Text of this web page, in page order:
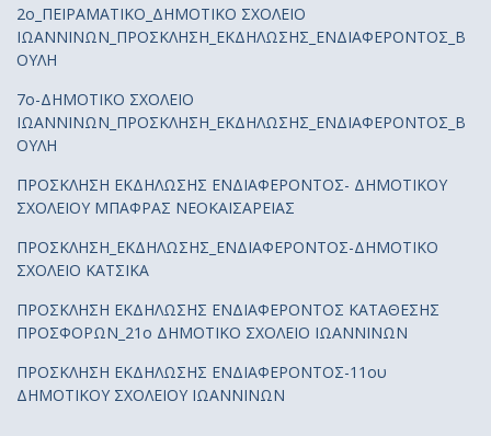
2ο_ΠΕΙΡΑΜΑΤΙΚΟ_ΔΗΜΟΤΙΚΟ ΣΧΟΛΕΙΟ
ΙΩΑΝΝΙΝΩΝ_ΠΡΟΣΚΛΗΣΗ_ΕΚΔΗΛΩΣΗΣ_ΕΝΔΙΑΦΕΡΟΝΤΟΣ_Β
ΟΥΛΗ
7ο-ΔΗΜΟΤΙΚΟ ΣΧΟΛΕΙΟ
ΙΩΑΝΝΙΝΩΝ_ΠΡΟΣΚΛΗΣΗ_ΕΚΔΗΛΩΣΗΣ_ΕΝΔΙΑΦΕΡΟΝΤΟΣ_Β
ΟΥΛΗ
ΠΡΟΣΚΛΗΣΗ ΕΚΔΗΛΩΣΗΣ ΕΝΔΙΑΦΕΡΟΝΤΟΣ- ΔΗΜΟΤΙΚΟΥ
ΣΧΟΛΕΙΟΥ ΜΠΑΦΡΑΣ ΝΕΟΚΑΙΣΑΡΕΙΑΣ
ΠΡΟΣΚΛΗΣΗ_ΕΚΔΗΛΩΣΗΣ_ΕΝΔΙΑΦΕΡΟΝΤΟΣ-ΔΗΜΟΤΙΚΟ
ΣΧΟΛΕΙΟ ΚΑΤΣΙΚΑ
ΠΡΟΣΚΛΗΣΗ ΕΚΔΗΛΩΣΗΣ ΕΝΔΙΑΦΕΡΟΝΤΟΣ ΚΑΤΑΘΕΣΗΣ
ΠΡΟΣΦΟΡΩΝ_21ο ΔΗΜΟΤΙΚΟ ΣΧΟΛΕΙΟ ΙΩΑΝΝΙΝΩΝ
ΠΡΟΣΚΛΗΣΗ ΕΚΔΗΛΩΣΗΣ ΕΝΔΙΑΦΕΡΟΝΤΟΣ-11ου
ΔΗΜΟΤΙΚΟΥ ΣΧΟΛΕΙΟΥ ΙΩΑΝΝΙΝΩΝ